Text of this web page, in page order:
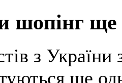
шопінг ще
з
ще